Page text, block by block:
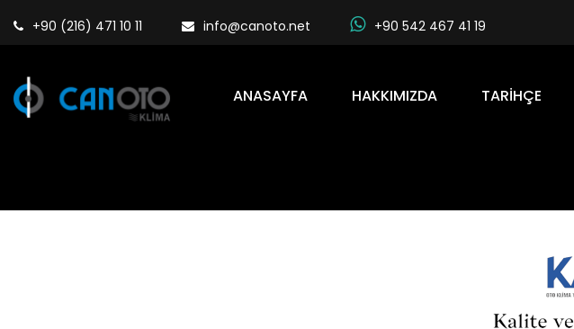
+90 (216) 471 10 11 info@canoto.net +90 542 467 41 19
ANASAYFA HAKKIMIZDA TARIHÇE